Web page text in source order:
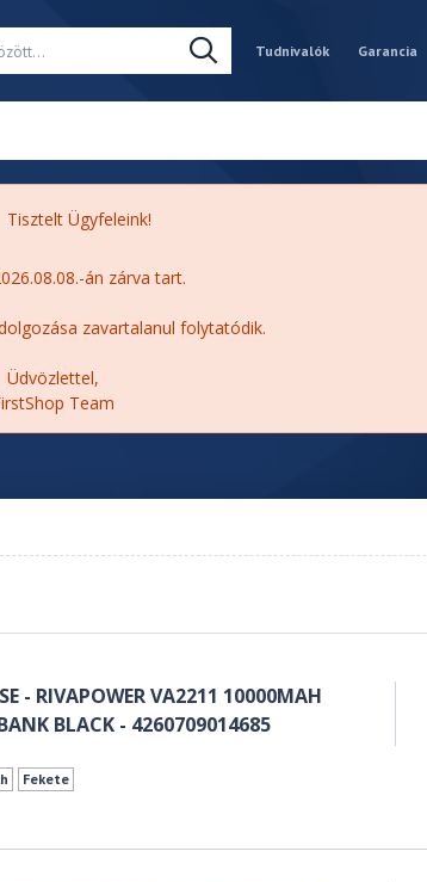
Tudnivalók Garancia
Tisztelt Ügyfeleink!
án zárva tart.
zavartalanul folytatódik.
Üdvözlettel,
Team
- RIVAPOWER VA2211 10000MAH
BLACK - 4260709014685
Fekete